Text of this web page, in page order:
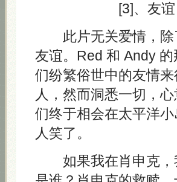
[3]、友谊
此片无关爱情，除
友谊。Red 和 Andy
们纷繁俗世中的友情
人，然而洞悉一切，
们终于相会在太平洋
人笑了。
如果我在肖申克，